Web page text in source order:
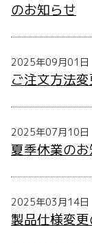
のお知らせ
2025年09月01日
ご注文方法
2025年07月10日
夏季休業の
2025年03月14日
製品仕様変